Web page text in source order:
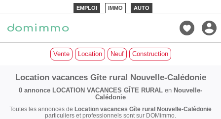
EMPLOI IMMO AUTO
Vente Location Neuf Construction
Location vacances Gîte rural Nouvelle-Calédonie
0 annonce LOCATION VACANCES GÎTE RURAL en Nouvelle-
Calédonie
Toutes les annonces de Location vacances Gîte rural Nouvelle-Calédonie
particuliers et professionnels sont sur DOMimmo.